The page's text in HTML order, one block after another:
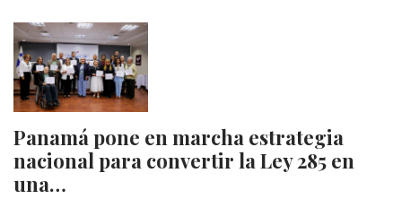
Panamá pone en marcha estrategia
nacional para convertir la Ley 285 en
una…